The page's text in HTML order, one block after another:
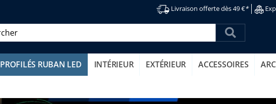
Livraison offerte dès 49 €*
PROFILÉS RUBAN LED INTÉRIEUR EXTÉRIEUR ACCESSOIRES